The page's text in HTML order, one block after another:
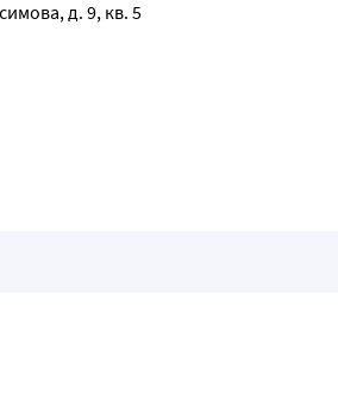
д. 9, кв. 5